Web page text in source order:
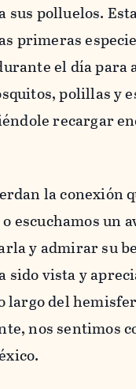
sus polluelos.
primeras
el día para
polillas y
recargar
la conexión
escuchamos un
y admirar su
sido vista y
largo del
nos sentimos